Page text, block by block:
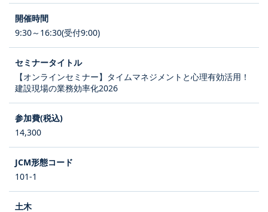
9:30～16:30(受付9:00)
【オンラインセミナー】タイムマネジメントと心理有効活用！
建設現場の業務効率化2026
14,300
101-1